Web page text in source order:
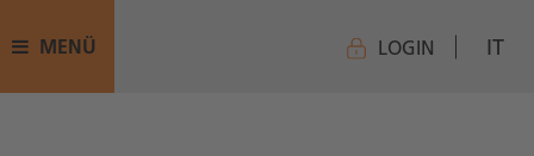
MENÜ LOGIN IT